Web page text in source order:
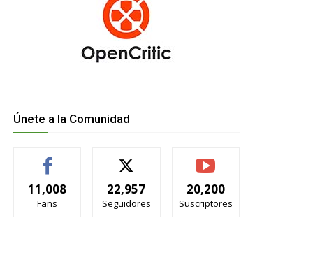
Únete a la Comunidad
11,008
Fans
22,957
Seguidores
20,200
Suscriptores